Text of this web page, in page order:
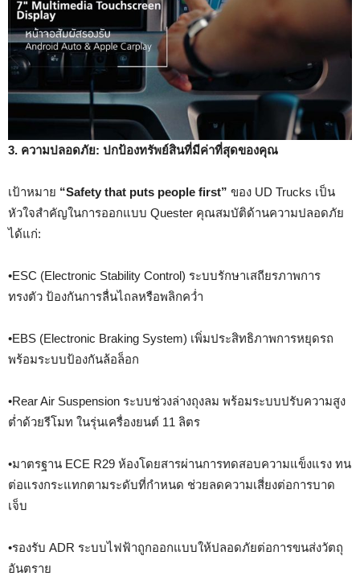
3. ความปลอดภัย: ปกป้องทรัพย์สินที่มีค่าที่สุดของคุณ
เป้าหมาย “Safety that puts people first” ของ UD Trucks เป็น
หัวใจสำคัญในการออกแบบ Quester คุณสมบัติด้านความปลอดภัย
ได้แก่:
•ESC (Electronic Stability Control) ระบบรักษาเสถียรภาพการ
ทรงตัว ป้องกันการลื่นไถลหรือพลิกคว่ำ
•EBS (Electronic Braking System) เพิ่มประสิทธิภาพการหยุดรถ
พร้อมระบบป้องกันล้อล็อก
•Rear Air Suspension ระบบช่วงล่างถุงลม พร้อมระบบปรับความสูง
ต่ำด้วยรีโมท ในรุ่นเครื่องยนต์ 11 ลิตร
•มาตรฐาน ECE R29 ห้องโดยสารผ่านการทดสอบความแข็งแรง ทน
ต่อแรงกระแทกตามระดับที่กำหนด ช่วยลดความเสี่ยงต่อการบาด
เจ็บ
•รองรับ ADR ระบบไฟฟ้าถูกออกแบบให้ปลอดภัยต่อการขนส่งวัตถุ
อันตราย